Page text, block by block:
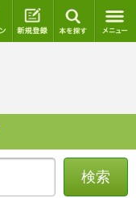
ログイン 新規登録
検索